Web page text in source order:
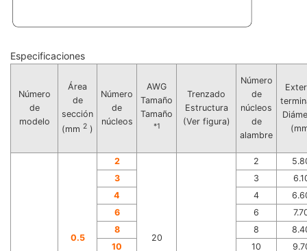
Especificaciones
Número
de
modelo
Área
de
sección
(mm 2 )
Número
de
núcleos
AWG
Tamaño
Tamaño
*1
Trenzado
Estructura
(Ver figura)
Número
de
núcleos
de
alambre
0.5
2
20
2
3
3
4
4
6
6
8
8
10
10